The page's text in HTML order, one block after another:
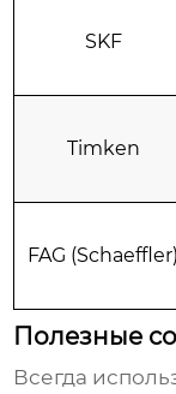
SKF
Timken
FAG (Schaeffler)
Полезные
Всегда